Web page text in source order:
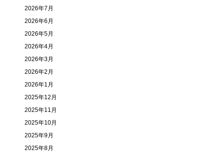
2026年7月
2026年6月
2026年5月
2026年4月
2026年3月
2026年2月
2026年1月
2025年12月
2025年11月
2025年10月
2025年9月
2025年8月